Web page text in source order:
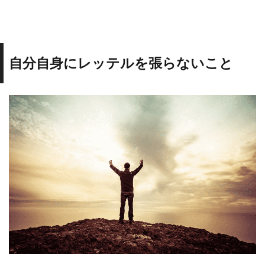
自分自身にレッテルを張らないこと